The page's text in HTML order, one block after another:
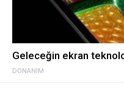
DONANIM
Geleceğin ekran